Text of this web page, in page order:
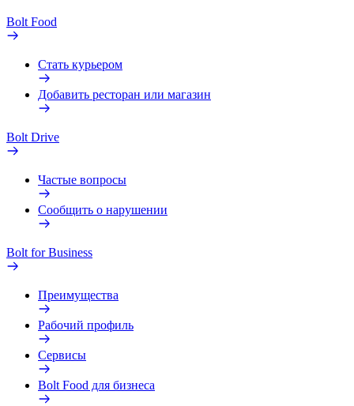
Bolt Food
Стать курьером
Добавить ресторан или магазин
Bolt Drive
Частые вопросы
Сообщить о нарушении
Bolt for Business
Преимущества
Рабочий профиль
Сервисы
Bolt Food для бизнеса